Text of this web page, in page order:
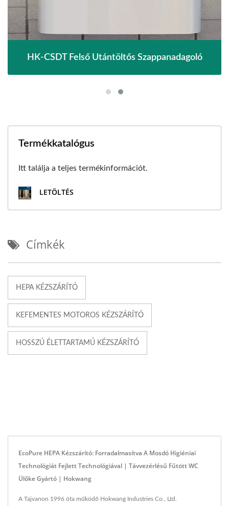
HK-CSDT Felső Utántöltős Szappanadagoló
Termékkatalógus
Itt találja a teljes termékinformációt.
LETÖLTÉS
Címkék
HEPA KÉZSZÁRÍTÓ
KEFEMENTES MOTOROS KÉZSZÁRÍTÓ
HOSSZÚ ÉLETTARTAMÚ KÉZSZÁRÍTÓ
EcoPure HEPA Kézszárító: Forradalmasítva A Mosdó Higiéniai
Technológiát Fejlett Technológiával | Távvezérlésű Fűtött WC
Ülőke Gyártó | Hokwang
A Tajvanon 1996 óta működő Hokwang Industries Co., Ltd.